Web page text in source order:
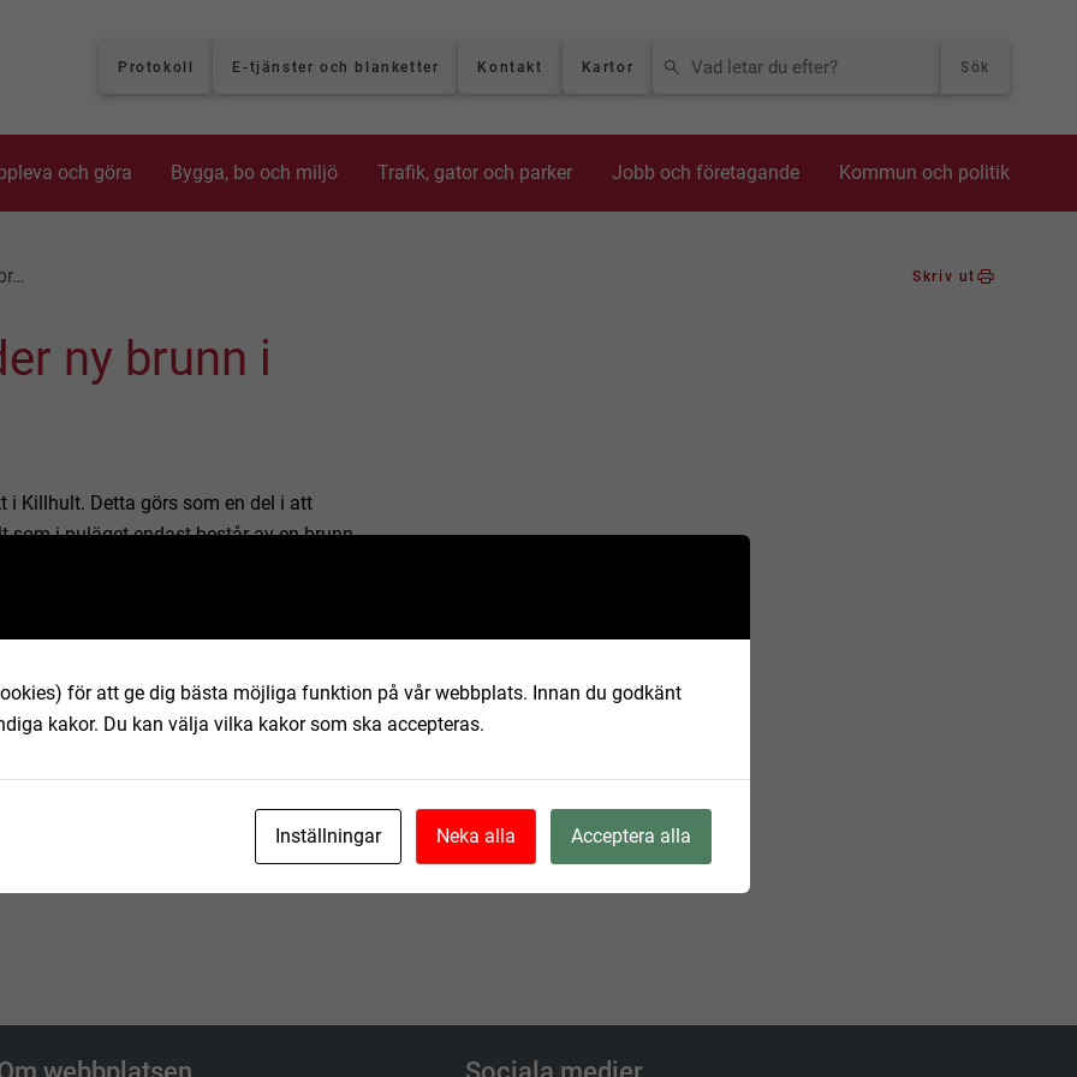
Protokoll E-tjänster och blanketter Kontakt Kartor Sök
och göra Bygga, bo och miljö Trafik, gator och parker Jobb och företagande Kommun och politik
Skriv ut
ny brunn i
i Killhult. Detta görs som en del i att
i nuläget endast består av en brunn.
vattenverket i Killhult på fastigheten
och ska undersökas vidare med en
att tillräckligt uttag kan göras samt för att
15 under 2026. Längden på
vis behov.
på e-post,
för att ge dig bästa möjliga funktion på vår webbplats. Innan du godkänt
kakor. Du kan välja vilka kakor som ska accepteras.
Inställningar Neka alla Acceptera alla